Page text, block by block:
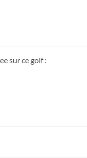
sur ce golf :